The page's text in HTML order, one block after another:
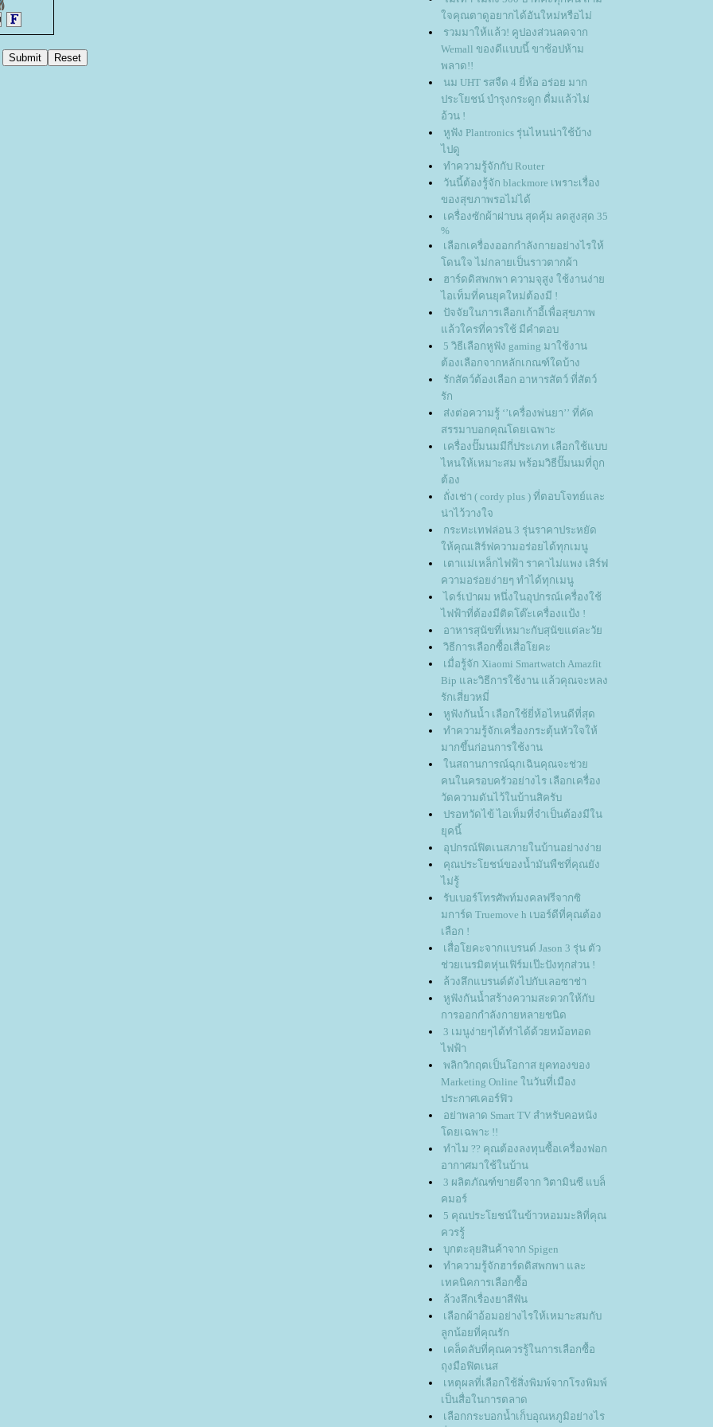
จคุณตาดูอยากได้อันใหม่หรือไม่
รวมมาให้แล้ว! คูปองส่วนลดจาก
Wemall ของดีแบบนี้ ขาช้อปห้าม
พลาด!!
นม UHT รสจืด 4 ยี่ห้อ อร่อย มาก
ประโยชน์ บำรุงกระดูก ดื่มแล้วไม่
อ้วน !
หูฟัง Plantronics รุ่นไหนน่าใช้บ้าง
ไปดู
ทำความรู้จักกับ Router
วันนี้ต้องรู้จัก blackmore เพราะเรื่อง
ของสุขภาพรอไม่ได้
เครื่องซักผ้าฝาบน สุดคุ้ม ลดสูงสุด 35
%
เลือกเครื่องออกกำลังกายอย่างไรให้
ดนใจ ไม่กลายเป็นราวตากผ้า
ฮาร์ดดิสพกพา ความจุสูง ใช้งานง่า
ไอเท็มที่คนยุคใหม่ต้องมี !
ปัจจัยในการเลือกเก้าอี้เพื่อสุขภาพ
ล้วใครที่ควรใช้ มีคำตอบ
5 วิธีเลือกหูฟัง gaming มาใช้งาน
ต้องเลือกจากหลักเกณฑ์ใดบ้าง
รักสัตว์ต้องเลือก อาหารสัตว์ ที่สัตว์
รัก
ส่งต่อความรู้ ‘’เครื่องพ่นยา’’ ที่คัด
สรรมาบอกคุณโดยเฉพาะ
เครื่องปั๊มนมมีกี่ประเภท เลือกใช้แบบ
ไหนให้เหมาะสม พร้อมวิธีปั๊มนมที่ถูก
ต้อง
ถั่งเช่า ( cordy plus ) ที่ตอบโจทย์และ
น่าไว้วางใจ
กระทะเทฟล่อน 3 รุ่นราคาประหยัด
ห้คุณเสิร์ฟความอร่อยได้ทุกเมนู
เตาแม่เหล็กไฟฟ้า ราคาไม่แพง เสิร์ฟ
ความอร่อยง่ายๆ ทำได้ทุกเมนู
ไดร์เป่าผม หนึ่งในอุปกรณ์เครื่องใช้
ไฟฟ้าที่ต้องมีติดโต๊ะเครื่องแป้ง !
อาหารสุนัขที่เหมาะกับสุนัขแต่ละวั
วิธีการเลือกซื้อเสื่อโยคะ
เมื่อรู้จัก Xiaomi Smartwatch Amazfit
Bip และวิธีการใช้งาน แล้วคุณจะหลง
รักเสี่ยวหมี่
หูฟังกันน้ำ เลือกใช้ยี่ห้อไหนดีที่สุด
ทำความรู้จักเครื่องกระตุ้นหัวใจให้
มากขึ้นก่อนการใช้งาน
นสถานการณ์ฉุกเฉินคุณจะช่ว
คนในครอบครัวอย่างไร เลือกเครื่อง
วัดความดันไว้ในบ้านสิครับ
ปรอทวัดไข้ ไอเท็มที่จำเป็นต้องมีใน
ุคนี้
อุปกรณ์ฟิตเนสภายในบ้านอย่างง่า
คุณประโยชน์ของน้ำมันพืชที่คุณยัง
ไม่รู้
รับเบอร์โทรศัพท์มงคลฟรีจากซิ
มการ์ด Truemove h เบอร์ดีที่คุณต้อง
เลือก !
เสื่อโยคะจากแบรนด์ Jason 3 รุ่น ตัว
ช่วยเนรมิตหุ่นเฟิร์มเป๊ะปังทุกส่วน !
ล้วงลึกแบรนด์ดังไปกับเลอซาช่า
หูฟังกันน้ำสร้างความสะดวกให้กับ
การออกกำลังกายหลายชนิด
3 เมนูง่ายๆได้ทำได้ด้วยหม้อทอด
ไฟฟ้า
พลิกวิกฤตเป็นโอกาส ยุคทองของ
Marketing Online ในวันที่เมือง
ประกาศเคอร์ฟิว
อย่าพลาด Smart TV สำหรับคอหนัง
ดยเฉพาะ !!
ทำไม ?? คุณต้องลงทุนซื้อเครื่องฟอก
อากาศมาใช้ในบ้าน
3 ผลิตภัณฑ์ขายดีจาก วิตามินซี แบล็
คมอร์
5 คุณประโยชน์ในข้าวหอมมะลิที่คุณ
ควรรู้
บุกตะลุยสินค้าจาก Spigen
ทำความรู้จักฮาร์ดดิสพกพา และ
เทคนิคการเลือกซื้อ
ล้วงลึกเรื่องยาสีฟัน
เลือกผ้าอ้อมอย่างไรให้เหมาะสมกับ
ลูกน้อยที่คุณรัก
เคล็ดลับที่คุณควรรู้ในการเลือกซื้อ
ถุงมือฟิตเนส
เหตุผลที่เลือกใช้สิ่งพิมพ์จากโรงพิมพ์
เป็นสื่อในการตลาด
เลือกกระบอกน้ำเก็บอุณหภูมิอย่างไร